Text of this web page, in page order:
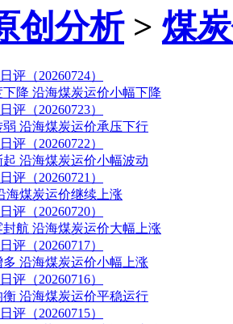
创分析> 煤
评（20260724）
降 沿海煤炭运价小幅下降
评（20260723）
沿海煤炭运价承压下行
评（20260722）
沿海煤炭运价小幅波动
评（20260721）
海煤炭运价继续上涨
评（20260720）
航 沿海煤炭运价大幅上涨
评（20260717）
沿海煤炭运价小幅上涨
评（20260716）
沿海煤炭运价平稳运行
评（20260715）